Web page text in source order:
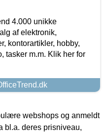
4.000 unikke
af elektronik,
kontorartikler, hobby,
tasker m.m. Klik her for
webshops og anmeldt
bl.a. deres prisniveau,